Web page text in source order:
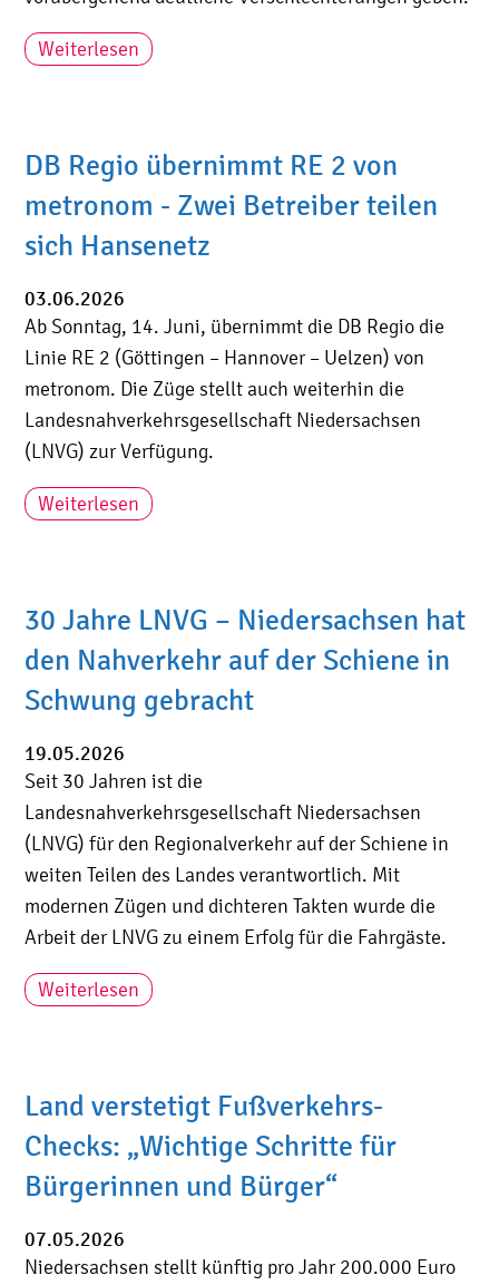
Weiterlesen
DB Regio übernimmt RE 2 von
metronom - Zwei Betreiber teilen
sich Hansenetz
03.06.2026
Ab Sonntag, 14. Juni, übernimmt die DB Regio die
Linie RE 2 (Göttingen – Hannover – Uelzen) von
metronom. Die Züge stellt auch weiterhin die
Landesnahverkehrsgesellschaft Niedersachsen
(LNVG) zur Verfügung.
Weiterlesen
30 Jahre LNVG – Niedersachsen hat
den Nahverkehr auf der Schiene in
Schwung gebracht
19.05.2026
Seit 30 Jahren ist die
Landesnahverkehrsgesellschaft Niedersachsen
(LNVG) für den Regionalverkehr auf der Schiene in
weiten Teilen des Landes verantwortlich. Mit
modernen Zügen und dichteren Takten wurde die
Arbeit der LNVG zu einem Erfolg für die Fahrgäste.
Weiterlesen
Land verstetigt Fußverkehrs-
Checks: „Wichtige Schritte für
Bürgerinnen und Bürger“
07.05.2026
Niedersachsen stellt künftig pro Jahr 200.000 Euro